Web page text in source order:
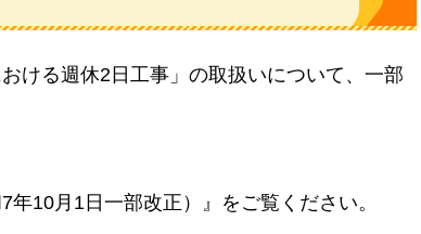
ける週休2日工事」の取扱いについて、一部
10月1日一部改正）』をご覧ください。